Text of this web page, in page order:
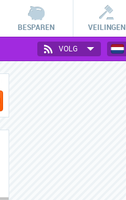
BESPAREN VEILINGEN
VOLG